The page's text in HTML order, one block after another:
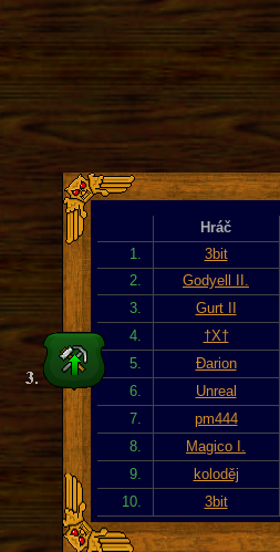
Hráč
1.
3bit
2.
Godyell II.
3.
Gurt II
4.
†X†
5.
Đarion
6.
Unreal
7.
pm444
8.
Magico I.
9.
koloděj
10.
3bit